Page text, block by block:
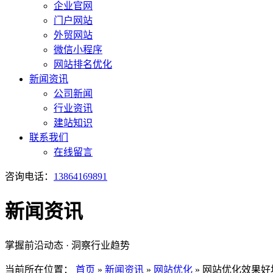
企业官网
门户网站
外贸网站
微信小程序
网站排名优化
新闻资讯
公司新闻
行业资讯
建站知识
联系我们
在线留言
咨询电话： 13864169891
新闻资讯
掌握前沿动态 · 洞察行业趋势
当前所在位置： 首页 » 新闻资讯 » 网站优化 » 网站优化效果